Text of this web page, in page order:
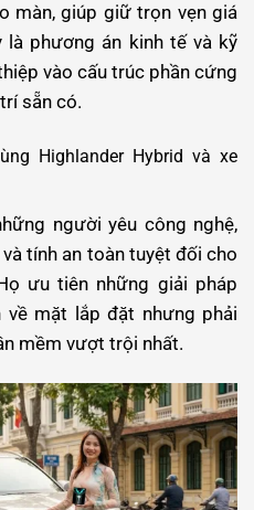
màn, giúp giữ trọn vẹn giá
là phương án kinh tế và kỹ
vào cấu trúc phần cứng
sẵn có.
Highlander Hybrid và xe
người yêu công nghệ,
tính an toàn tuyệt đối cho
ưu tiên những giải pháp
về mặt lắp đặt nhưng phải
mềm vượt trội nhất.